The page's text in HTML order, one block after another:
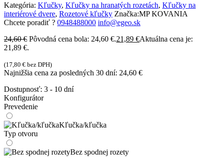
Kategória: Kľučky, Kľučky na hranatých rozetách, Kľučky na
interiérové dvere, Rozetové kľučky Značka:MP KOVANIA
Chcete poradiť ? 0948488000 info@egeo.sk
24,60€ Pôvodná cena bola: 24,60 €.21,89 €Aktuálna cena je:
21,89 €.
(17,80 € bez DPH)
Najnižšia cena za posledných 30 dní: 24,60 €
Dostupnosť: 3 - 10 dní
Konfigurátor
Prevedenie
Kľučka/kľučka
Typ otvoru
Bez spodnej rozety